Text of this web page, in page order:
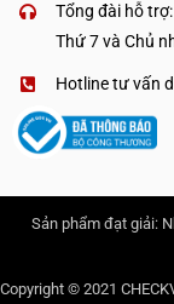
Tổng đài hỗ trợ:
Thứ 7 và Chủ
Hotline tư vấn
Copyright © 2021
Sản phẩm đạt giải: